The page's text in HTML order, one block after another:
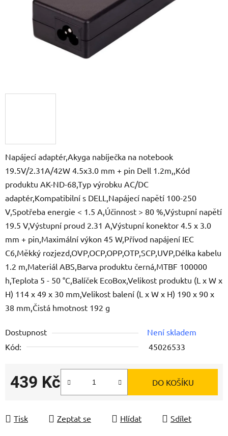
Napájecí adaptér,Akyga nabíječka na notebook
19.5V/2.31A/42W 4.5x3.0 mm + pin Dell 1.2m,,Kód
produktu AK-ND-68,Typ výrobku AC/DC
adaptér,Kompatibilní s DELL,Napájecí napětí 100-250
V,Spotřeba energie < 1.5 A,Účinnost > 80 %,Výstupní napětí
19.5 V,Výstupní proud 2.31 A,Výstupní konektor 4.5 x 3.0
mm + pin,Maximální výkon 45 W,Přívod napájení IEC
C6,Měkký rozjezd,OVP,OCP,OPP,OTP,SCP,UVP,Délka kabelu
1.2 m,Materiál ABS,Barva produktu černá,MTBF 100000
h,Teplota 5 - 50 °C,Balíček EcoBox,Velikost produktu (L x W x
H) 114 x 49 x 30 mm,Velikost balení (L x W x H) 190 x 90 x
38 mm,Čistá hmotnost 192 g
Dostupnost
Není skladem
Kód:
45026533
439 Kč DO KOŠÍKU
Tisk Zeptat se Hlídat Sdílet